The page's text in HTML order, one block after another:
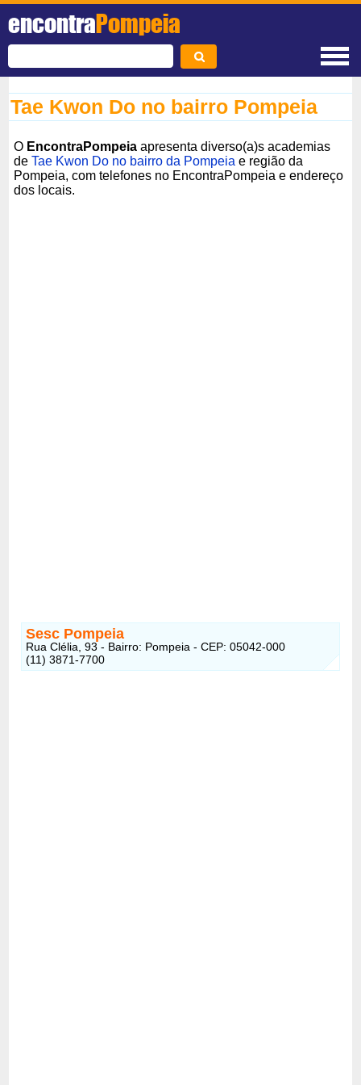
encontraPompeia
Tae Kwon Do no bairro Pompeia
O EncontraPompeia apresenta diverso(a)s academias
deTae Kwon Do no bairro da Pompeia e região da
Pompeia, com telefones no EncontraPompeia e endereço
dos locais.
Sesc Pompeia
Rua Clélia, 93 - Bairro: Pompeia - CEP: 05042-000
(11) 3871-7700